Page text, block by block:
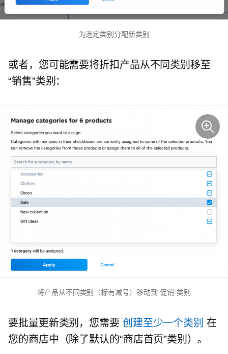
为选定类别分配新类别
或者，您可能需要将折扣产品从不同类别移至
“销售”类别：
将产品从不同类别（标有减号）移动到“促销”类别
要批量更新类别，您需要 创建至少一个类别 在
您的商店中（除了默认的“商店首页”类别）。